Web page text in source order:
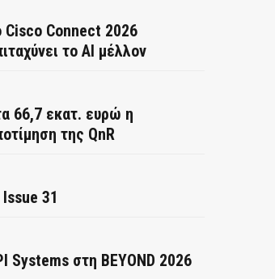
Cisco Connect 2026
το AI μέλλον
66,7 εκατ. ευρώ η
της QnR
Issue 31
Systems στη BEYOND 2026